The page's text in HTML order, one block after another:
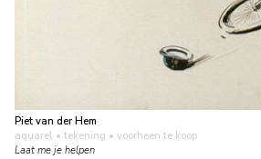
Piet van der Hem
aquarel • tekening • voorheen te koop
Laat me je helpen